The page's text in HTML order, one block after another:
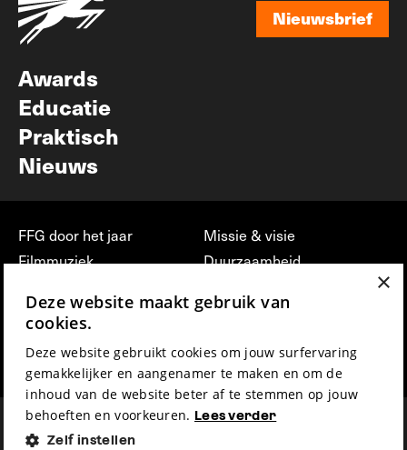
Nieuwsbrief
Awards
Educatie
Praktisch
Nieuws
FFG door het jaar
Filmmuziek
Press & Industry
Film Fest Friends
Missie & visie
Duurzaamheid
vrijwilligerswerk bij FFG
Privacy & Disclaimer
×
Deze website maakt gebruik van
cookies.
Deze website gebruikt cookies om jouw surfervaring
gemakkelijker en aangenamer te maken en om de
inhoud van de website beter af te stemmen op jouw
behoeften en voorkeuren. Lees verder
Zelf instellen